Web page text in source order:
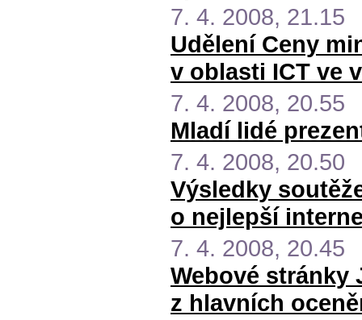
7. 4. 2008, 21.15
Udělení Ceny
v oblasti ICT ve
7. 4. 2008, 20.55
Mladí lidé
7. 4. 2008, 20.50
Výsledky
o nejlepší
7. 4. 2008, 20.45
Webové stránky
z hlavních